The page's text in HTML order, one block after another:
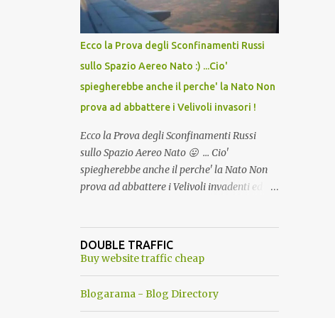
del Capo, era "spettacolare Ghiacciato, ma
andava bene anche, a Temperatura
Ambiente"! Riproponiamo l'articolo per NON
Ecco la Prova degli Sconfinamenti Russi
sullo Spazio Aereo Nato :) ...Cio'
spiegherebbe anche il perche' la Nato Non
prova ad abbattere i Velivoli invasori !
Ecco la Prova degli Sconfinamenti Russi
sullo Spazio Aereo Nato 😛 ... Cio'
spiegherebbe anche il perche' la Nato Non
prova ad abbattere i Velivoli invadenti ed
alcuna notizia di un'invasione dello spazio
aereo NATO da parte di un robot chiamato
ancora una fantasia Nato o forse una "False
DOUBLE TRAFFIC
Buy website traffic cheap
Blogarama - Blog Directory